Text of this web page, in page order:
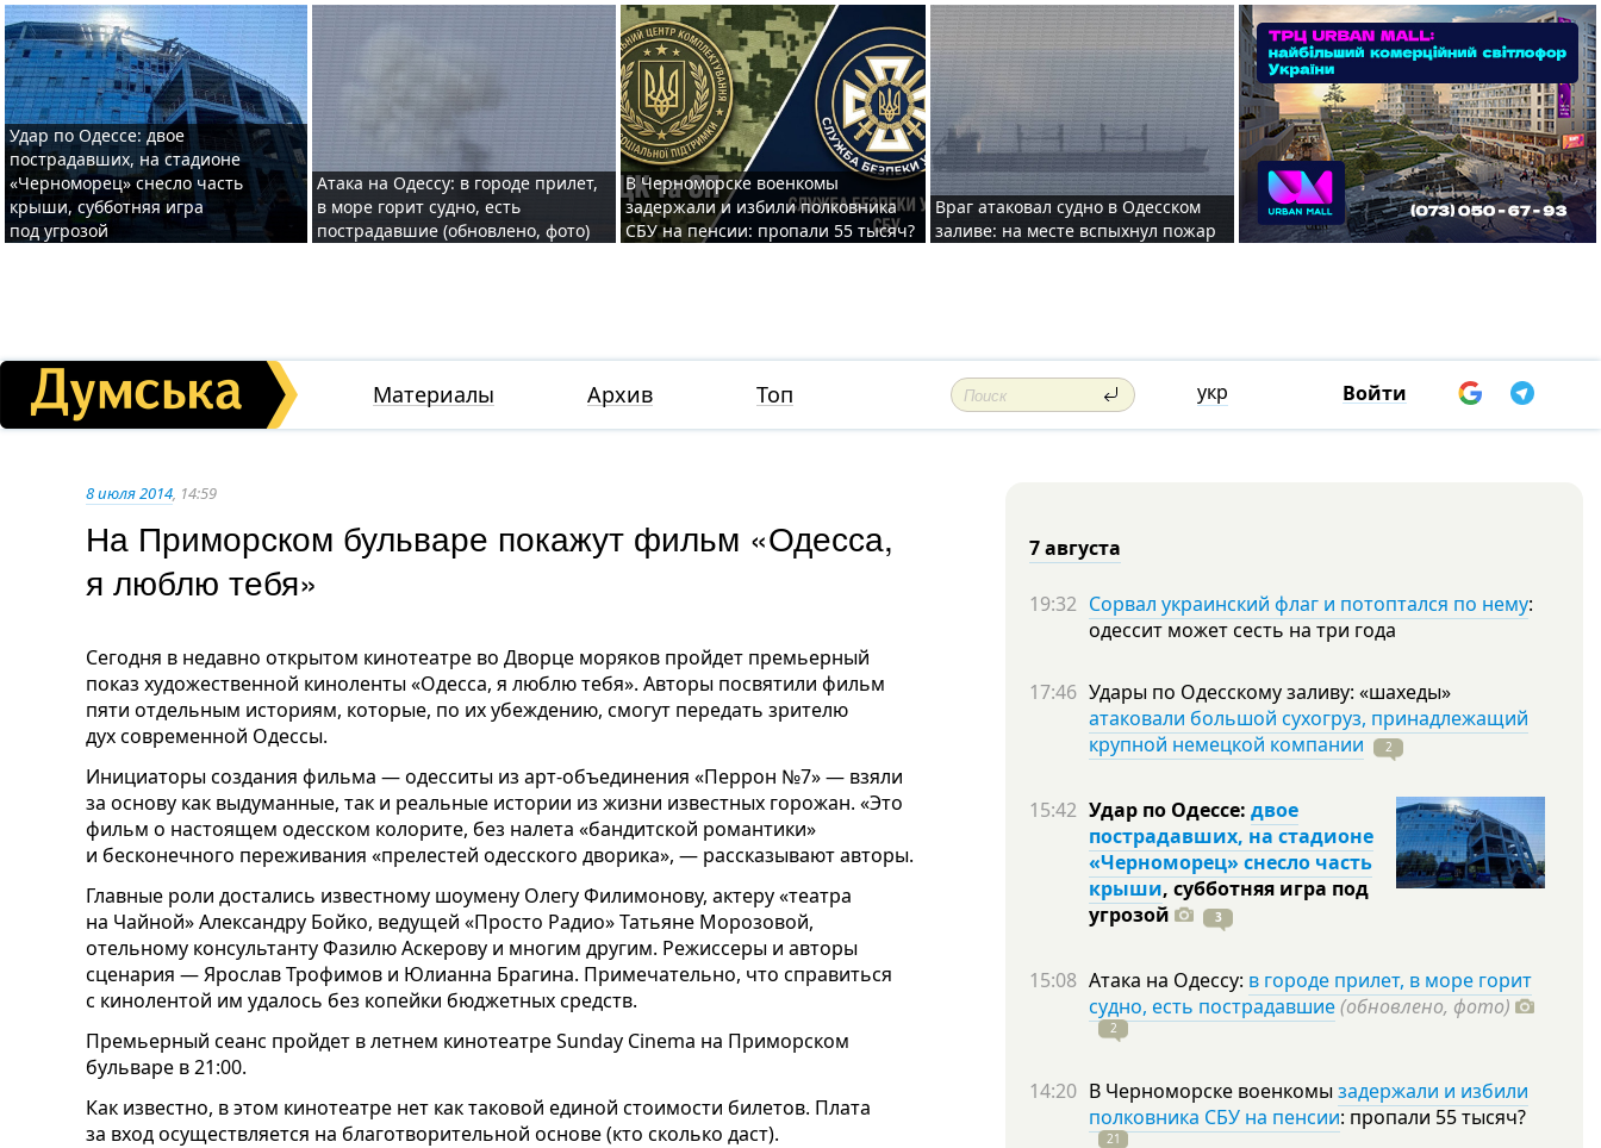
Удар по Одессе: двое
пострадавших, на стадионе
«Черноморец» снесло часть
крыши, субботняя игра
под угрозой
Атака на Одессу: в городе прилет,
в море горит судно, есть
пострадавшие (обновлено, фото)
В Черноморске военкомы
задержали и избили полковника
СБУ на пенсии: пропали 55 тысяч?
Враг атаковал судно в Одесском
заливе: на месте вспыхнул пожар
Материалы Архив Топ укр Войти
8 июля 2014, 14:59
На Приморском бульваре покажут фильм «Одесса,
я люблю тебя»
Сегодня в недавно открытом кинотеатре во Дворце моряков пройдет премьерный
показ художественной киноленты «Одесса, я люблю тебя». Авторы посвятили фильм
пяти отдельным историям, которые, по их убеждению, смогут передать зрителю
дух современной Одессы.
Инициаторы создания фильма — одесситы из арт-объединения «Перрон №7» — взяли
за основу как выдуманные, так и реальные истории из жизни известных горожан. «Это
фильм о настоящем одесском колорите, без налета «бандитской романтики»
и бесконечного переживания «прелестей одесского дворика», — рассказывают авторы.
Главные роли достались известному шоумену Олегу Филимонову, актеру «театра
на Чайной» Александру Бойко, ведущей «Просто Радио» Татьяне Морозовой,
отельному консультанту Фазилю Аскерову и многим другим. Режиссеры и авторы
сценария — Ярослав Трофимов и Юлианна Брагина. Примечательно, что справиться
с кинолентой им удалось без копейки бюджетных средств.
Премьерный сеанс пройдет в летнем кинотеатре Sunday Cinema на Приморском
бульваре в 21:00.
Как известно, в этом кинотеатре нет как таковой единой стоимости билетов. Плата
за вход осуществляется на благотворительной основе (кто сколько даст).
7 августа
19:32 Сорвал украинский флаг и потоптался по нему:
одессит может сесть на три года
17:46 Удары по Одесскому заливу: «шахеды»
атаковали большой сухогруз, принадлежащий
крупной немецкой компании
2
15:42 Удар по Одессе: двое
пострадавших, на стадионе
«Черноморец» снесло часть
крыши, субботняя игра под
угрозой
3
15:08 Атака на Одессу: в городе прилет, в море горит
судно, есть пострадавшие(обновлено, фото)
2
14:20 В Черноморске военкомы задержали и избили
полковника СБУ на пенсии: пропали 55тысяч?
21